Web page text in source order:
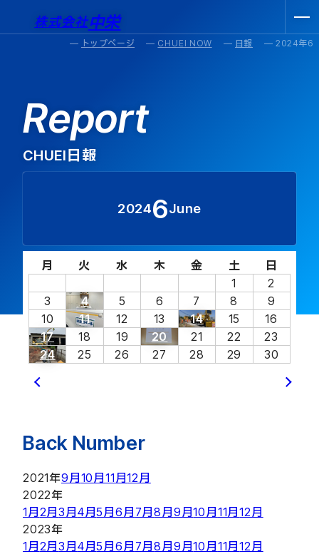
株式会社中栄
トップページ CHUEI NOW 日報 2024年6
Report
CHUEI日報
20246June
月 火 水 木 金 土
日
1
2
3
4 5 6 7 8
9
10
11 12 13 14 15
16
17
18 19 20 21 22
23
24
25 26 27 28 29 30
Back Number
2021年9月10月11月12月
2022年
1月2月3月4月5月6月 7月8月9月10月11月12月
2023年
1月2月3月4月5月6月 7月8月9月10月11月12月